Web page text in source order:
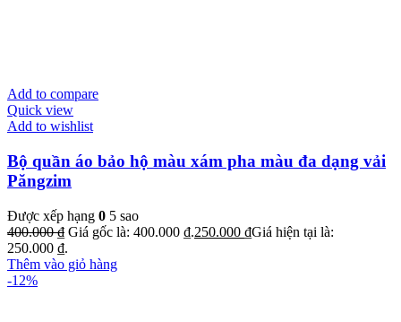
Add to compare
Quick view
Add to wishlist
Bộ quần áo bảo hộ màu xám pha màu đa dạng vải
Păngzim
Được xếp hạng 0 5 sao
400.000₫ Giá gốc là: 400.000 ₫.250.000 ₫Giá hiện tại là:
250.000 ₫.
Thêm vào giỏ hàng
-12%